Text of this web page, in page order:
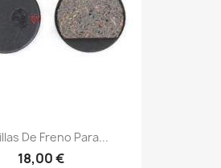
De Freno Para...
18,00 €